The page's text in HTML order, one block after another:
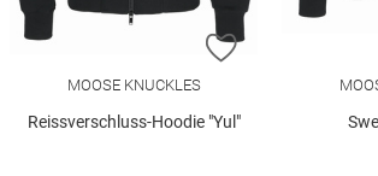
ZUR
MOOSE KNUCKLES
Reissverschluss-Hoodie "Yul"